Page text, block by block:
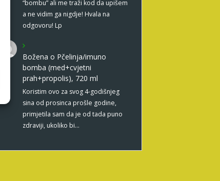
“bombu” ali me traži kod da upišem
a ne vidim ga nigdje! Hvala na
odgovoru! Lp
Božena o Pčelinja/imuno
bomba (med+cvjetni
prah+propolis), 720 ml
Koristim ovo za svog 4-godišnjeg
sina od prosinca prošle godine,
primjetila sam da je od tada puno
zdraviji, ukoliko bi…